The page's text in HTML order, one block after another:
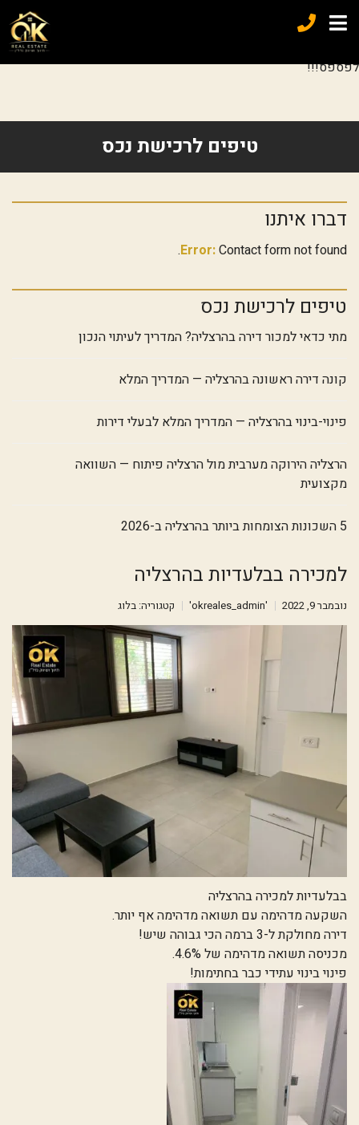
בבלעדיות למכירה בהרצליה השקעה מדהימה עם תשואה מדהימה אף
יותר. דירה מחולקת ל-3 ברמה הכי גבוהה שיש! מכניסה תשואה
מדהימה של 4.6%. פינוי בינוי עתידי כבר בחתימות! עסקה שאסור
לפספס!!!
טיפים לרכישת נכס
דברו איתנו
Error:Contact form not found.
טיפים לרכישת נכס
מתי כדאי למכור דירה בהרצליה? המדריך לעיתוי הנכון
קונה דירה ראשונה בהרצליה — המדריך המלא
פינוי-בינוי בהרצליה — המדריך המלא לבעלי דירות
הרצליה הירוקה מערבית מול הרצליה פיתוח — השוואה
מקצועית
5 השכונות הצומחות ביותר בהרצליה ב-2026
למכירה בבלעדיות בהרצליה
נובמבר 9, 2022 'okreales_admin' קטגוריה: בלוג
בבלעדיות למכירה בהרצליה
השקעה מדהימה עם תשואה מדהימה אף יותר.
דירה מחולקת ל-3 ברמה הכי גבוהה שיש!
מכניסה תשואה מדהימה של 4.6%.
פינוי בינוי עתידי כבר בחתימות!